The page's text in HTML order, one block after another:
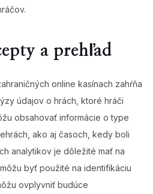
a prehľad
online kasínach zahŕňa
údajov o hrách, ktoré hráči
obsahovať informácie o type
ako aj časoch, kedy boli
analytikov je dôležité mať na
byť použité na identifikáciu
ovplyvniť budúce